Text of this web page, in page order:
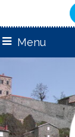
Menu